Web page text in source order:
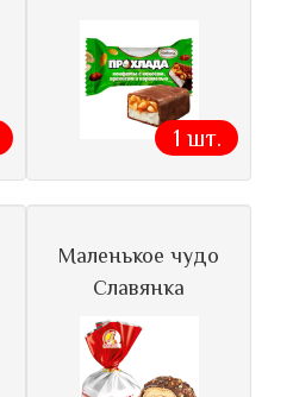
1 шт.
Маленькое чудо
Славянка